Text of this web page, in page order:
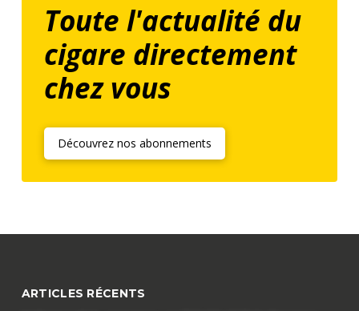
Toute l'actualité du
cigare directement
chez vous
Découvrez nos abonnements
ARTICLES RÉCENTS